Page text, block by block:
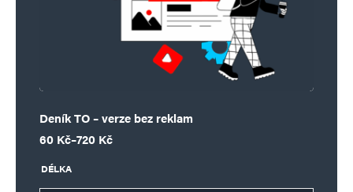
Deník TO – verze bez reklam
60 Kč–720 Kč
Rozpětí cen: 60 Kč až 720 Kč
DÉLKA